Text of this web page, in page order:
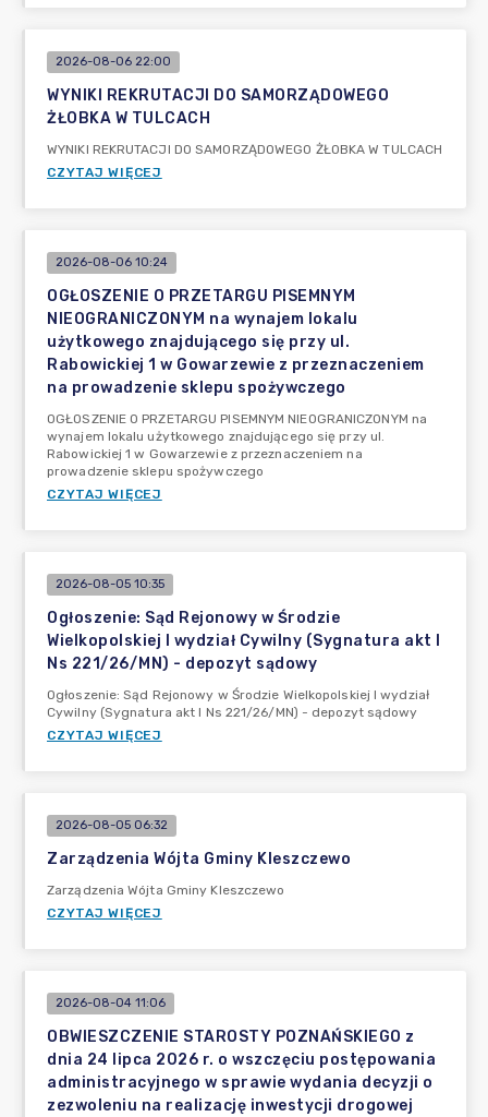
2026-08-06 22:00
WYNIKI REKRUTACJI DO SAMORZĄDOWEGO
ŻŁOBKA W TULCACH
WYNIKI REKRUTACJI DO SAMORZĄDOWEGO ŻŁOBKA W TULCACH
CZYTAJ WIĘCEJ
2026-08-06 10:24
OGŁOSZENIE O PRZETARGU PISEMNYM
NIEOGRANICZONYM na wynajem lokalu
użytkowego znajdującego się przy ul.
Rabowickiej 1 w Gowarzewie z przeznaczeniem
na prowadzenie sklepu spożywczego
OGŁOSZENIE O PRZETARGU PISEMNYM NIEOGRANICZONYM na
wynajem lokalu użytkowego znajdującego się przy ul.
Rabowickiej 1 w Gowarzewie z przeznaczeniem na
prowadzenie sklepu spożywczego
CZYTAJ WIĘCEJ
2026-08-05 10:35
Ogłoszenie: Sąd Rejonowy w Środzie
Wielkopolskiej I wydział Cywilny (Sygnatura akt I
Ns 221/26/MN) - depozyt sądowy
Ogłoszenie: Sąd Rejonowy w Środzie Wielkopolskiej I wydział
Cywilny (Sygnatura akt I Ns 221/26/MN) - depozyt sądowy
CZYTAJ WIĘCEJ
2026-08-05 06:32
Zarządzenia Wójta Gminy Kleszczewo
Zarządzenia Wójta Gminy Kleszczewo
CZYTAJ WIĘCEJ
2026-08-04 11:06
OBWIESZCZENIE STAROSTY POZNAŃSKIEGO z
dnia 24 lipca 2026 r. o wszczęciu postępowania
administracyjnego w sprawie wydania decyzji o
zezwoleniu na realizację inwestycji drogowej